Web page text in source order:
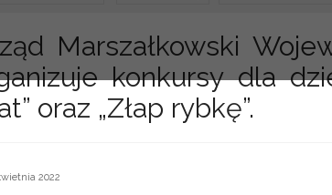
Marszałkowski
konkursy dla
oraz „Złap rybkę”.
2022